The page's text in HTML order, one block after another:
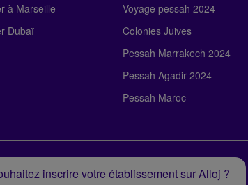
à Marseille
Dubaï
Voyage pessah 2024
Colonies Juives
Pessah Marrakech 2024
Pessah Agadir 2024
Pessah Maroc
inscrire votre établissement sur Alloj ?